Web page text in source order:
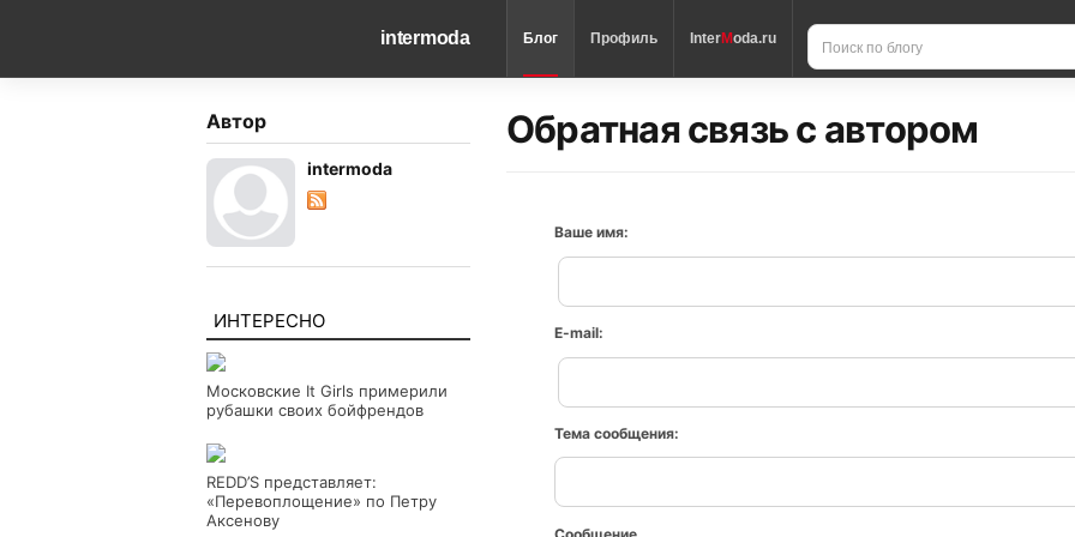
intermoda Блог Профиль InterModa.ru
Автор
intermoda
ИНТЕРЕСНО
Московские It Girls примерили
рубашки своих бойфрендов
REDD’S представляет:
«Перевоплощение» по Петру
Аксенову
Обратная связь с автором
Ваше имя:
E-mail:
Тема сообщения: